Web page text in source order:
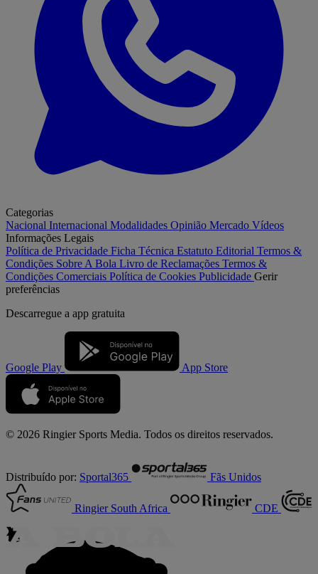
Categorias
Nacional Internacional Modalidades Opinião Mercado Vídeos
Informações Legais
Política de Privacidade Ficha Técnica Estatuto Editorial Termos &
Condições Sobre A Bola Livro de Reclamações Termos &
Condições Comerciais Política de Cookies Publicidade Gerir
preferências
Descarregue a app gratuita
Google Play App Store
© 2026 Ringier Sports Media. Todos os direitos reservados.
Distribuído por: Sportal365 Fãs Unidos
Ringier South Africa CDE